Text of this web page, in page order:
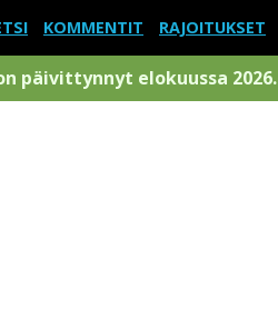
KOMMENTIT RAJOITUKSET
päivittynnyt elokuussa 2026.